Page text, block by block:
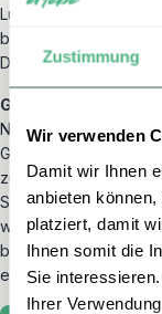
Zustimmung
Wir verwenden
Damit wir Ihnen
anbieten
platziert, damit
Ihnen somit die
Sie
Ihrer
Lupinenblüten und
bis zum Mount Cook
Drives Neuseelands
Ginas Reisetipp für
Nordinsel
Grundlage für Boots-
zum Hole in the
Sommer, die
wunderschöne
berühmte Hot Water
eigene natürliche